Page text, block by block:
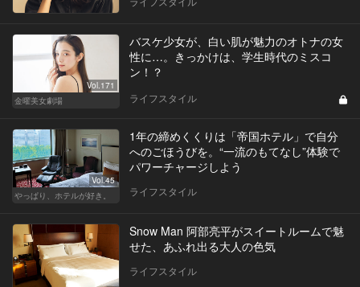
Vol.171
金曜美女劇場
バスケ少女が、白い肌が魅力のオトナの女
性に…。きっかけは、学生時代のミスコ
ン！？
ライフスタイル
Vol.45
やっぱり、ホテルが好き。
1年の締めくくりは「帝国ホテル」で自分
へのごほうびを。“一流のもてなし”体験で
パワーチャージしよう
ライフスタイル
Snow Man 阿部亮平がスイートルームで魅
せた、あふれ出る大人の色気
ライフスタイル